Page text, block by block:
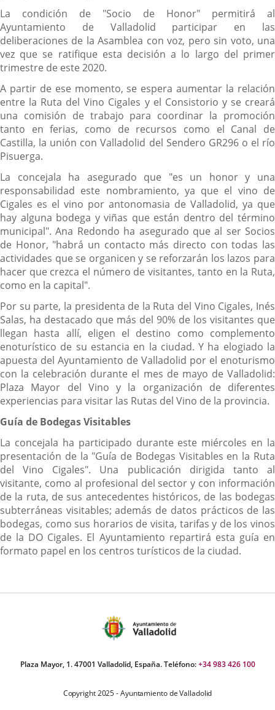
La condición de "Socio de Honor" permitirá al
Ayuntamiento de Valladolid participar en las
deliberaciones de la Asamblea con voz, pero sin voto, una
vez que se ratifique esta decisión a lo largo del primer
trimestre de este 2020.
A partir de ese momento, se espera aumentar la relación
entre la Ruta del Vino Cigales y el Consistorio y se creará
una comisión de trabajo para coordinar la promoción
tanto en ferias, como de recursos como el Canal de
Castilla, la unión con Valladolid del Sendero GR296 o el río
Pisuerga.
La concejala ha asegurado que "es un honor y una
responsabilidad este nombramiento, ya que el vino de
Cigales es el vino por antonomasia de Valladolid, ya que
hay alguna bodega y viñas que están dentro del término
municipal". Ana Redondo ha asegurado que al ser Socios
de Honor, "habrá un contacto más directo con todas las
actividades que se organicen y se reforzarán los lazos para
hacer que crezca el número de visitantes, tanto en la Ruta,
como en la capital".
Por su parte, la presidenta de la Ruta del Vino Cigales, Inés
Salas, ha destacado que más del 90% de los visitantes que
llegan hasta allí, eligen el destino como complemento
enoturístico de su estancia en la ciudad. Y ha elogiado la
apuesta del Ayuntamiento de Valladolid por el enoturismo
con la celebración durante el mes de mayo de Valladolid:
Plaza Mayor del Vino y la organización de diferentes
experiencias para visitar las Rutas del Vino de la provincia.
Guía de Bodegas Visitables
La concejala ha participado durante este miércoles en la
presentación de la "Guía de Bodegas Visitables en la Ruta
del Vino Cigales". Una publicación dirigida tanto al
visitante, como al profesional del sector y con información
de la ruta, de sus antecedentes históricos, de las bodegas
subterráneas visitables; además de datos prácticos de las
bodegas, como sus horarios de visita, tarifas y de los vinos
de la DO Cigales. El Ayuntamiento repartirá esta guía en
formato papel en los centros turísticos de la ciudad.
Plaza Mayor, 1. 47001 Valladolid, España. Teléfono:+34 983 426 100
Copyright 2025 - Ayuntamiento de Valladolid